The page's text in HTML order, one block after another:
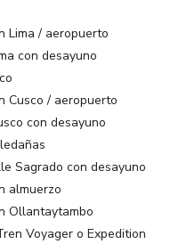
Lima / aeropuerto
con desayuno
Cusco / aeropuerto
con desayuno
Sagrado con desayuno
almuerzo
Ollantaytambo
Voyager o Expedition